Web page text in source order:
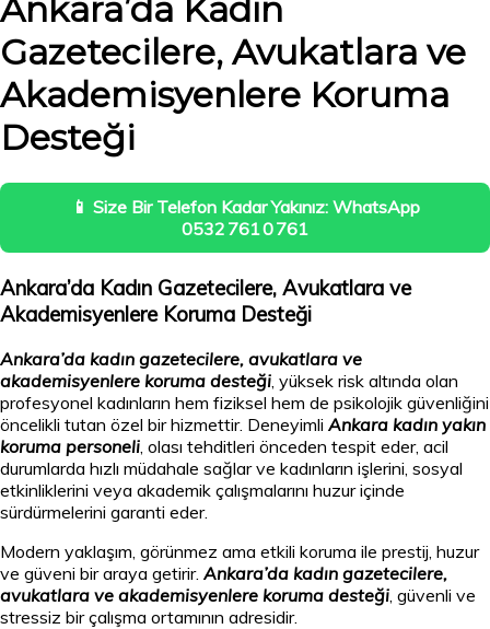
Ankara’da Kadın
Gazetecilere, Avukatlara ve
Akademisyenlere Koruma
Desteği
📱 Size Bir Telefon Kadar Yakınız: WhatsApp
0532 761 0 761
Ankara’da Kadın Gazetecilere, Avukatlara ve
Akademisyenlere Koruma Desteği
Ankara’da kadın gazetecilere, avukatlara ve
akademisyenlere koruma desteği , yüksek risk altında olan
profesyonel kadınların hem fiziksel hem de psikolojik güvenliğini
öncelikli tutan özel bir hizmettir. Deneyimli Ankara kadın yakın
koruma personeli , olası tehditleri önceden tespit eder, acil
durumlarda hızlı müdahale sağlar ve kadınların işlerini, sosyal
etkinliklerini veya akademik çalışmalarını huzur içinde
sürdürmelerini garanti eder.
Modern yaklaşım, görünmez ama etkili koruma ile prestij, huzur
ve güveni bir araya getirir. Ankara’da kadın gazetecilere,
avukatlara ve akademisyenlere koruma desteği , güvenli ve
stressiz bir çalışma ortamının adresidir.